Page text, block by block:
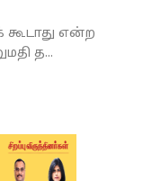
என்ற
த...